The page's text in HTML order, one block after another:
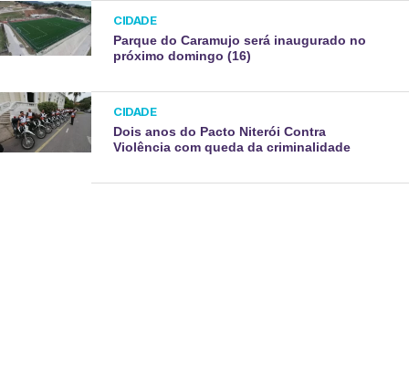
CIDADE
Parque do Caramujo será inaugurado no
próximo domingo (16)
CIDADE
Dois anos do Pacto Niterói Contra
Violência com queda da criminalidade